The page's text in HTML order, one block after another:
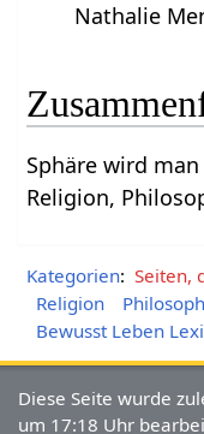
Nathalie
Sphäre‏‎ wird man sehen können im Kontext von
Religion,
Kategorien: Seiten,
Religion
Bewusst Leben
Diese Seite wurde
um 17:18 Uhr